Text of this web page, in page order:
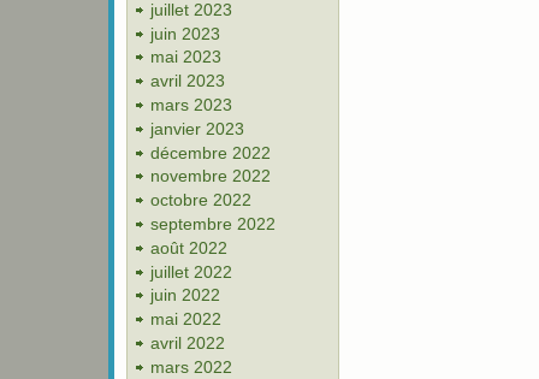
juillet 2023
juin 2023
mai 2023
avril 2023
mars 2023
janvier 2023
décembre 2022
novembre 2022
octobre 2022
septembre 2022
août 2022
juillet 2022
juin 2022
mai 2022
avril 2022
mars 2022